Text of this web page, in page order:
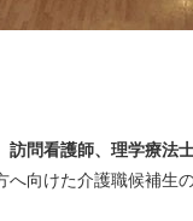
問看護師、理学療法
向けた介護職候補生